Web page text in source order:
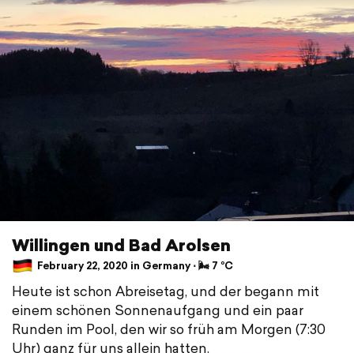
Willingen und Bad Arolsen
February 22, 2020 in Germany ⋅ 🌬 7 °C
Heute ist schon Abreisetag, und der begann mit
einem schönen Sonnenaufgang und ein paar
Runden im Pool, den wir so früh am Morgen (7:30
Uhr) ganz für uns allein hatten.